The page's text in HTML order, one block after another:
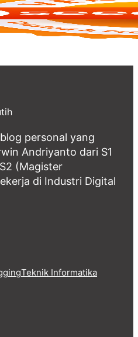
personal yang
Andriyanto dari S1
(Magister
di Industri Digital
Teknik Informatika